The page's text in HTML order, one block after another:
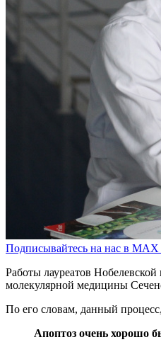
Подписывайтесь на нас в MAX
Работы лауреатов
молекулярной медицины
По его словам, данный
Апоптоз очень хорошо